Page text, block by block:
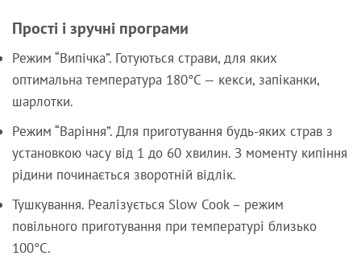
Прості і зручні програми
Режим “Випічка”. Готуються страви, для яких
оптимальна температура 180°C — кекси, запіканки,
шарлотки.
Режим “Варіння”. Для приготування будь-яких страв з
установкою часу від 1 до 60 хвилин. З моменту кипіння
рідини починається зворотній відлік.
Тушкування. Реалізується Slow Cook – режим
повільного приготування при температурі близько
100°C.